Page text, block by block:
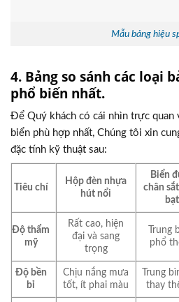
Mẫu bảng hiệu
4. Bảng so sánh các loại
phổ biến nhất.
Để Quý khách có cái nhìn trực quan
biển phù hợp nhất, Chúng tôi xin
đặc tính kỹ thuật sau:
Tiêu chí
Hộp đèn nhựa
hút nổi
Biển
chân
bạt
Độ thẩm
mỹ
Rất cao, hiện
đại và sang
trọng
Trung
phổ
Độ bền
bỉ
Chịu nắng mưa
tốt, ít phai màu
Trung
thay